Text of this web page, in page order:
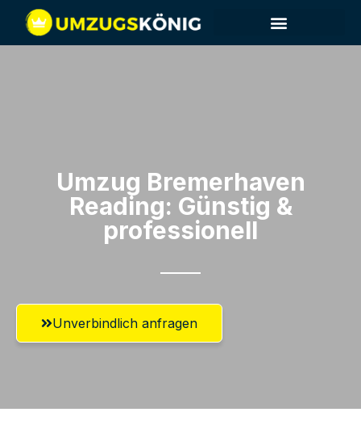
Umzug Bremerhaven​
Reading: Günstig &
professionell​
Unverbindlich anfragen